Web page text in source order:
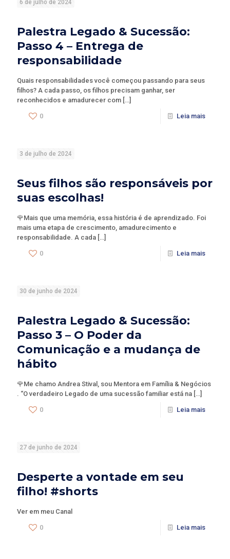
6 de julho de 2024
Palestra Legado & Sucessão:
Passo 4 – Entrega de
responsabilidade
Quais responsabilidades você começou passando para seus
filhos? A cada passo, os filhos precisam ganhar, ser
reconhecidos e amadurecer com […]
0 Leia mais
3 de julho de 2024
Seus filhos são responsáveis por
suas escolhas!
🌹Mais que uma memória, essa história é de aprendizado. Foi
mais uma etapa de crescimento, amadurecimento e
responsabilidade. A cada […]
0 Leia mais
30 de junho de 2024
Palestra Legado & Sucessão:
Passo 3 – O Poder da
Comunicação e a mudança de
hábito
🌹Me chamo Andrea Stival, sou Mentora em Família & Negócios
. “O verdadeiro Legado de uma sucessão familiar está na […]
0 Leia mais
27 de junho de 2024
Desperte a vontade em seu
filho! #shorts
Ver em meu Canal
0 Leia mais